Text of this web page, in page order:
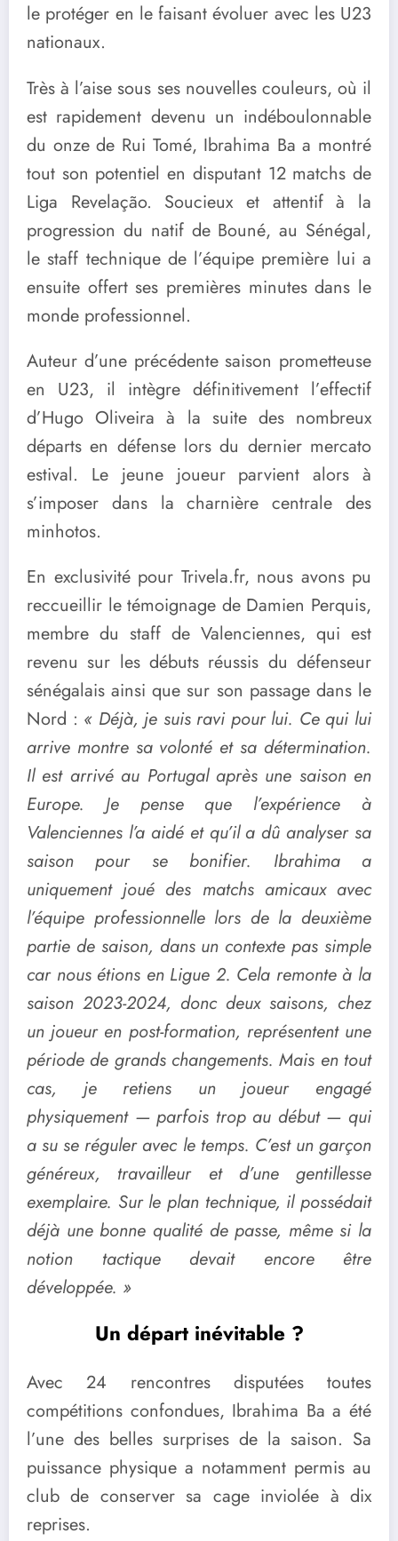
le protéger en le faisant évoluer avec les U23
nationaux.
Très à l’aise sous ses nouvelles couleurs, où il
est rapidement devenu un indéboulonnable
du onze de Rui Tomé, Ibrahima Ba a montré
tout son potentiel en disputant 12 matchs de
Liga Revelação. Soucieux et attentif à la
progression du natif de Bouné, au Sénégal,
le staff technique de l’équipe première lui a
ensuite offert ses premières minutes dans le
monde professionnel.
Auteur d’une précédente saison prometteuse
en U23, il intègre définitivement l’effectif
d’Hugo Oliveira à la suite des nombreux
départs en défense lors du dernier mercato
estival. Le jeune joueur parvient alors à
s’imposer dans la charnière centrale des
minhotos.
En exclusivité pour Trivela.fr, nous avons pu
reccueillir le témoignage de Damien Perquis,
membre du staff de Valenciennes, qui est
revenu sur les débuts réussis du défenseur
sénégalais ainsi que sur son passage dans le
Nord : « Déjà, je suis ravi pour lui. Ce qui lui
arrive montre sa volonté et sa détermination.
Il est arrivé au Portugal après une saison en
Europe. Je pense que l’expérience à
Valenciennes l’a aidé et qu’il a dû analyser sa
saison pour se bonifier. Ibrahima a
uniquement joué des matchs amicaux avec
l’équipe professionnelle lors de la deuxième
partie de saison, dans un contexte pas simple
car nous étions en Ligue 2. Cela remonte à la
saison 2023-2024, donc deux saisons, chez
un joueur en post-formation, représentent une
période de grands changements. Mais en tout
cas, je retiens un joueur engagé
physiquement — parfois trop au début — qui
a su se réguler avec le temps. C’est un garçon
généreux, travailleur et d’une gentillesse
exemplaire. Sur le plan technique, il possédait
déjà une bonne qualité de passe, même si la
notion tactique devait encore être
développée. »
Un départ inévitable ?
Avec 24 rencontres disputées toutes
compétitions confondues, Ibrahima Ba a été
l’une des belles surprises de la saison. Sa
puissance physique a notamment permis au
club de conserver sa cage inviolée à dix
reprises.